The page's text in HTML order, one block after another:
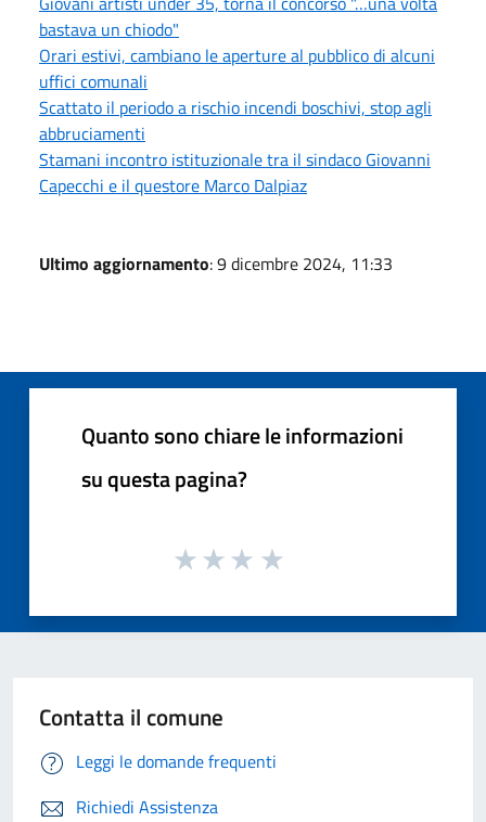
bastava un chiodo"
Orari estivi, cambiano le aperture al pubblico di alcuni
uffici comunali
Scattato il periodo a rischio incendi boschivi, stop agli
abbruciamenti
Stamani incontro istituzionale tra il sindaco Giovanni
Capecchi e il questore Marco Dalpiaz
Ultimo aggiornamento: 9 dicembre 2024, 11:33
Quanto sono chiare le informazioni
su questa pagina?
Contatta il comune
Leggi le domande frequenti
Richiedi Assistenza